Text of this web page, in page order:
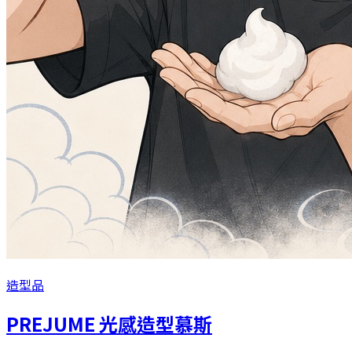
造型品
PREJUME 光感造型慕斯